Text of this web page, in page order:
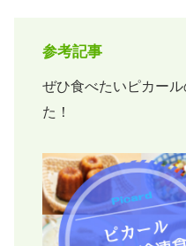
参考記事
ぜひ食べたいピカー
た！